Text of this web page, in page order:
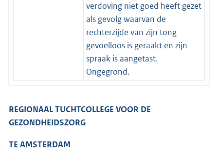
verdoving niet goed heeft gezet
als gevolg waarvan de
rechterzijde van zijn tong
gevoelloos is geraakt en zijn
spraak is aangetast.
Ongegrond.
REGIONAAL TUCHTCOLLEGE VOOR DE
GEZONDHEIDSZORG
TE AMSTERDAM